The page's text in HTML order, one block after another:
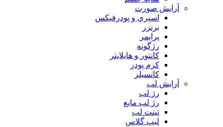
آرايش صورت
اسپري و پودرفيكس
برنزر
پرايمر
رژگونه
كانتور و هايلايتر
كرم پودر
كانسيلر
آرايش لب
رژ لب
رژ لب مایع
تینت لب
لیپ گلاس